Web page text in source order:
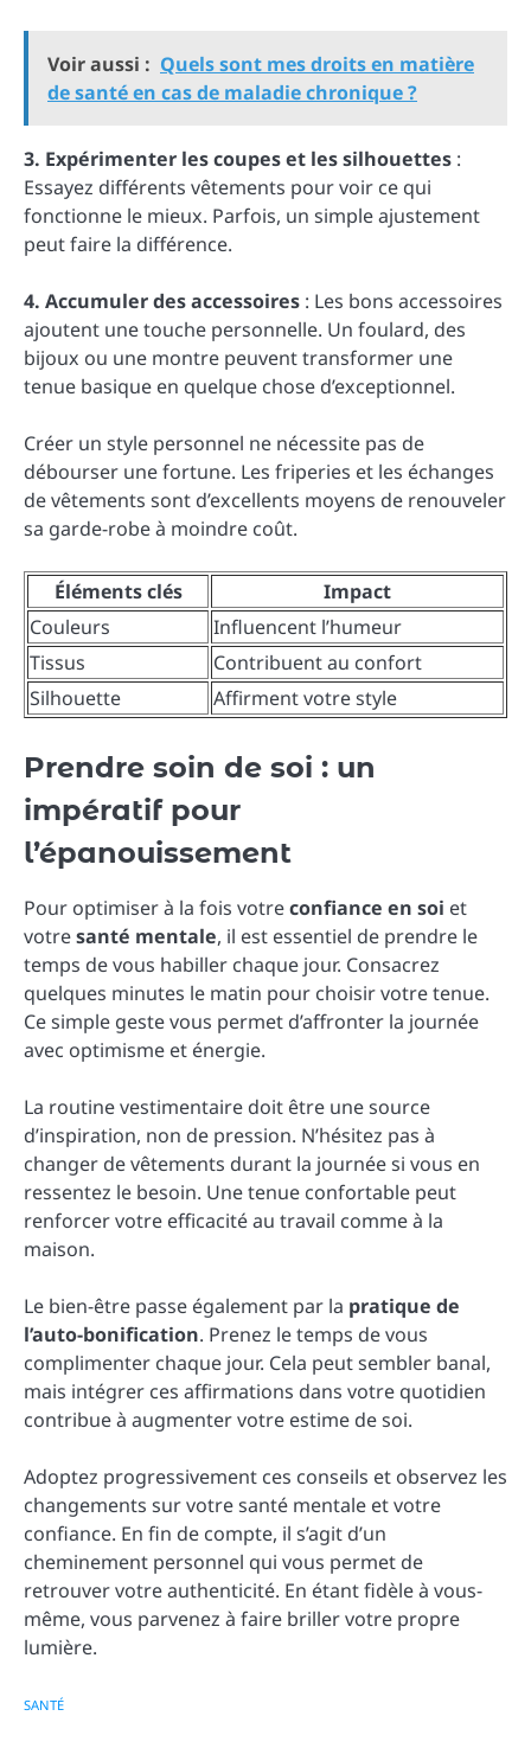
Voir aussi : Quels sont mes droits en matière
de santé en cas de maladie chronique ?
3. Expérimenter les coupes et les silhouettes :
Essayez différents vêtements pour voir ce qui
fonctionne le mieux. Parfois, un simple ajustement
peut faire la différence.
4. Accumuler des accessoires : Les bons accessoires
ajoutent une touche personnelle. Un foulard, des
bijoux ou une montre peuvent transformer une
tenue basique en quelque chose d’exceptionnel.
Créer un style personnel ne nécessite pas de
débourser une fortune. Les friperies et les échanges
de vêtements sont d’excellents moyens de renouveler
sa garde-robe à moindre coût.
Éléments clés
Impact
Couleurs
Influencent l’humeur
Tissus
Contribuent au confort
Silhouette
Affirment votre style
Prendre soin de soi : un
impératif pour
l’épanouissement
Pour optimiser à la fois votreconfiance en soi et
votresanté mentale, il est essentiel de prendre le
temps de vous habiller chaque jour. Consacrez
quelques minutes le matin pour choisir votre tenue.
Ce simple geste vous permet d’affronter la journée
avec optimisme et énergie.
La routine vestimentaire doit être une source
d’inspiration, non de pression. N’hésitez pas à
changer de vêtements durant la journée si vous en
ressentez le besoin. Une tenue confortable peut
renforcer votre efficacité au travail comme à la
maison.
Le bien-être passe également par la pratique de
l’auto-bonification. Prenez le temps de vous
complimenter chaque jour. Cela peut sembler banal,
mais intégrer ces affirmations dans votre quotidien
contribue à augmenter votre estime de soi.
Adoptez progressivement ces conseils et observez les
changements sur votre santé mentale et votre
confiance. En fin de compte, il s’agit d’un
cheminement personnel qui vous permet de
retrouver votre authenticité. En étant fidèle à vous-
même, vous parvenez à faire briller votre propre
lumière.
SANTÉ